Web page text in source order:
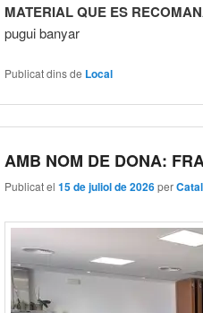
MATERIAL QUE ES
pugui banyar
Publicat dins de Local
AMB NOM DE DONA:
Publicat el15 de juliol de 2026per